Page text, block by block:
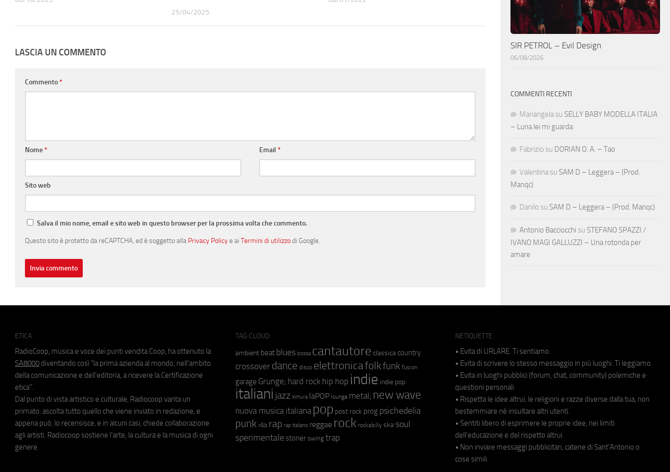
25/04/2025
LASCIA UN COMMENTO
Commento*
Nome* Email*
Sito web
Salva il mio nome, email e sito web in questo browser per la prossima volta che commento.
Questo sito è protetto da reCAPTCHA, ed è soggetto alla Privacy Policye ai Termini di utilizzodi Google.
SIR PETROL – Evil Design
06/08/2026
COMMENTI RECENTI
Mariangela su SELLY BABY MODELLA ITALIA
– Luna lei mi guarda
Fabrizio su DORIAN O. A. – Tao
Valentina su SAM D – Leggera – (Prod.
Manqc)
Danilo su SAM D – Leggera – (Prod. Manqc)
Antonio Bacciocchi su STEFANO SPAZZI /
IVANO MAGI GALLUZZI – Una rotonda per
amare
ETICA
RadioCoop, musica e voce dei punti vendita Coop, ha ottenuto la
SA8000 diventando così "la prima azienda al mondo, nell'ambito
della comunicazione e dell'editoria, a ricevere la Certificazione
etica".
Dal punto di vista artistico e culturale, Radiocoop vanta un
primato: ascolta tutto quello che viene inviato in redazione, e
appena può, lo recensisce, e in alcuni casi, chiede collaborazione
agli artisti. Radiocoop sostiene l'arte, la cultura e la musica di ogni
genere.
TAG CLOUD
ambient beat blues bossa cantautore classica country
crossover dance disco elettronicafolkfunk fusion
garage Grunge; hard rock hip hop indie indie pop
italiani jazz kimura laPOP lounge metal; new wave
nuova musica italiana pop post rock prog psichedelia
punk r&b rap rap italiano reggae rock rockabilly ska soul
sperimentale stoner swing trap
NETIQUETTE
• Evita di URLARE. Ti sentiamo.
• Evita di scrivere lo stesso messaggio in più luoghi. Ti leggiamo.
• Evita in luoghi pubblici (forum, chat, community) polemiche e
questioni personali.
• Rispetta le idee altrui, le religioni e razze diverse dalla tua, non
bestemmiare né insultare altri utenti.
• Sentiti libero di esprimere le proprie idee, nei limiti
dell'educazione e del rispetto altrui.
• Non inviare messaggi pubblicitari, catene di Sant'Antonio o
cose simili.